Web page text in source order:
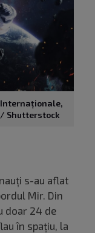
Shutterstock
s-au aflat
Mir. Din
doar 24 de
în spațiu, la